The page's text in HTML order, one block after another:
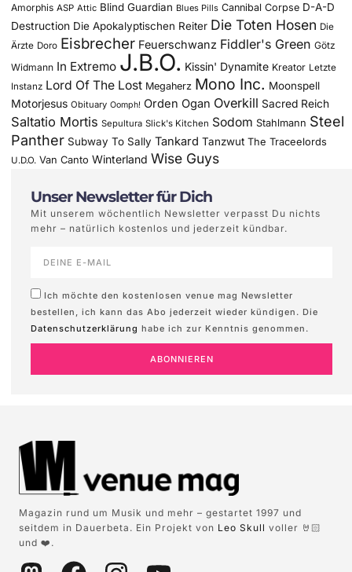
Amorphis ASP Attic Blind Guardian Blues Pills Cannibal Corpse D-A-D
Destruction Die Apokalyptischen Reiter Die Toten Hosen Die
Ärzte Doro Eisbrecher Feuerschwanz Fiddler's Green Götz
Widmann In Extremo J.B.O. Kissin' Dynamite Kreator Letzte
Instanz Lord Of The Lost Megaherz Mono Inc. Moonspell
Motorjesus Obituary Oomph! Orden Ogan Overkill Sacred Reich
Saltatio Mortis Sepultura Slick's Kitchen Sodom Stahlmann Steel
Panther Subway To Sally Tankard Tanzwut The Traceelords
U.D.O. Van Canto Winterland Wise Guys
Unser Newsletter für Dich
Mit unserem wöchentlich Newsletter verpasst Du nichts
mehr – natürlich kostenlos und jederzeit kündbar.
Ich möchte den kostenlosen venue mag Newsletter
bestellen, ich kann das Abo jederzeit wieder kündigen. Die
Datenschutzerklärung habe ich zur Kenntnis genommen.
ABONNIEREN
Magazin rund um Musik und mehr – gestartet 1997 und
seitdem in Dauerbeta. Ein Projekt von Leo Skull voller 🤘🏻
und ❤️.